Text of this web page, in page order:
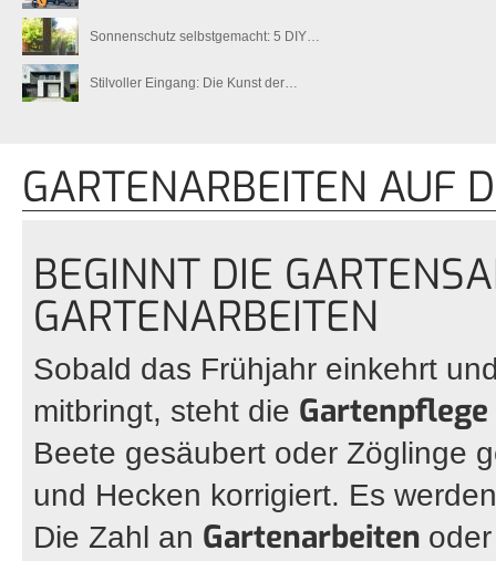
Sonnenschutz selbstgemacht: 5 DIY…
Stilvoller Eingang: Die Kunst der…
GARTENARBEITEN AUF
BEGINNT DIE
GARTENARBEITEN
Sobald das Frühjahr einkehrt
mitbringt, steht die Gartenpflege
Beete gesäubert oder Zöglinge
und Hecken korrigiert. Es
Die Zahl an Gartenarbeiten